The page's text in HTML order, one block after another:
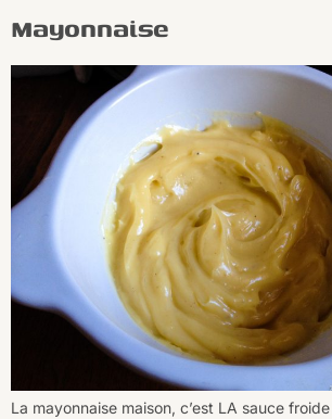
Mayonnaise
La mayonnaise maison, c’est LA sauce